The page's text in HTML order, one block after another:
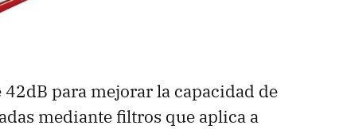
para mejorar la capacidad de
mediante filtros que aplica a